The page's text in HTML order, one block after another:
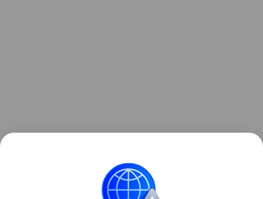
ступени ракеты на Луну назвали «подарком